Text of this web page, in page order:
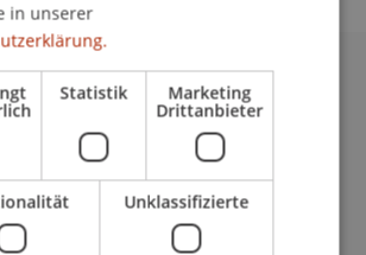
Strasse
in unserer
Statistik Marketing
Drittanbieter
Unklassifizierte